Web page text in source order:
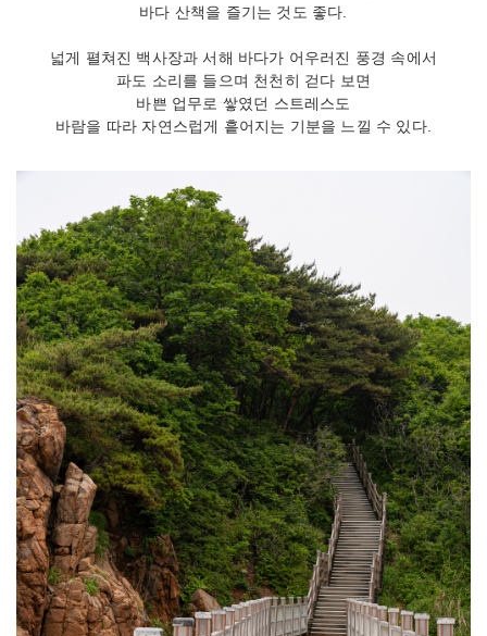
바다 산책을 즐기는 것도 좋다.
넓게 펼쳐진 백사장과 서해 바다가 어우러진 풍경 속에서
파도 소리를 들으며 천천히 걷다 보면
바쁜 업무로 쌓였던 스트레스도
바람을 따라 자연스럽게 흩어지는 기분을 느낄 수 있다.